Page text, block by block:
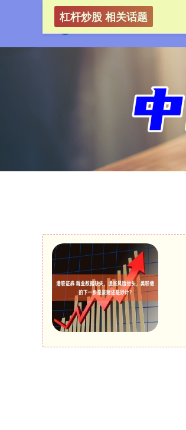
杠杆炒股 相关话题